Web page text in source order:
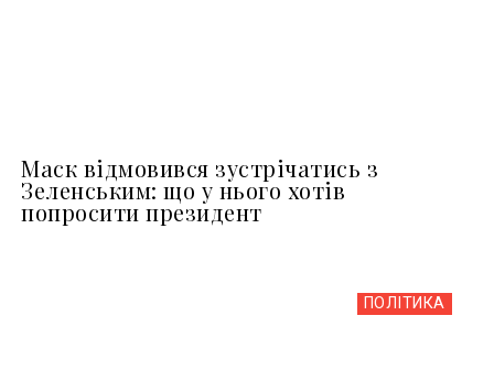
Маск відмовився зустрічатись з
Зеленським: що у нього хотів
попросити президент
ПОЛІТИКА